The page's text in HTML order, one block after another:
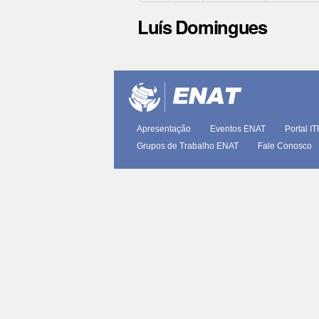
Luís Domingues
documento
Apresentação Eventos ENAT Portal
Grupos de Trabalho ENAT
Fale Conosco